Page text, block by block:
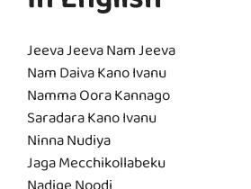
Jeeva Jeeva Nam Jeeva
Nam Daiva Kano Ivanu
Namma Oora Kannago
Saradara Kano Ivanu
Ninna Nudiya
Jaga Mecchikollabeku